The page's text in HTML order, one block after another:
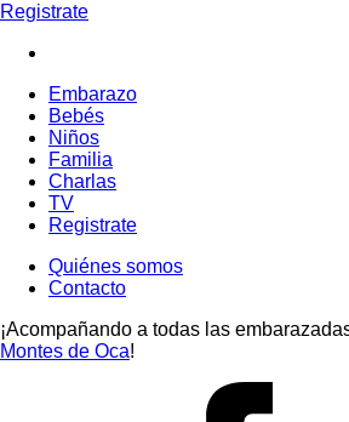
Registrate
Embarazo
Bebés
Niños
Familia
Charlas
TV
Registrate
Quiénes somos
Contacto
¡Acompañando a todas las
Montes de Oca!